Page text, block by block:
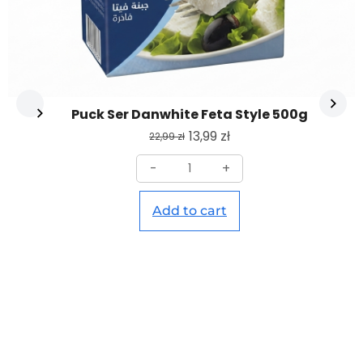
Puck Ser Danwhite Feta Style 500g
22,99zł 13,99 zł
-
+
Add to cart